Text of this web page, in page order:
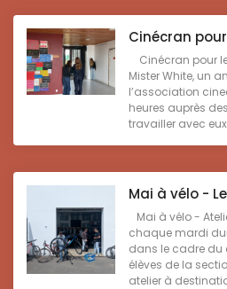
Cinécran
Cinécran pour
Mister White, un
l’association
heures auprès
travailler avec
Mai à vélo -
Mai à vélo -
chaque mardi
dans le cadre du
élèves de la
atelier à